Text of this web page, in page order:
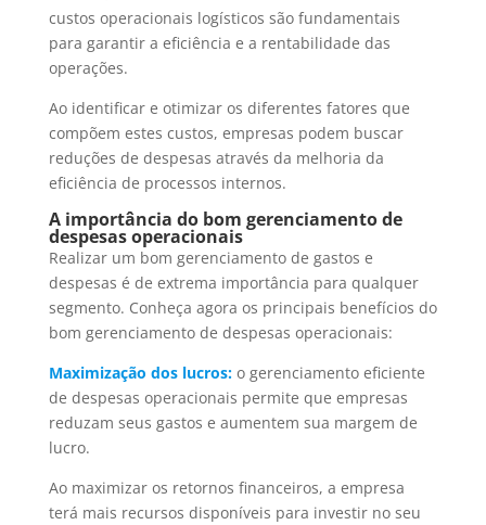
custos operacionais logísticos são fundamentais
para garantir a eficiência e a rentabilidade das
operações.
Ao identificar e otimizar os diferentes fatores que
compõem estes custos, empresas podem buscar
reduções de despesas através da melhoria da
eficiência de processos internos.
A importância do bom gerenciamento de
despesas operacionais
Realizar um bom gerenciamento de gastos e
despesas é de extrema importância para qualquer
segmento. Conheça agora os principais benefícios do
bom gerenciamento de despesas operacionais:
Maximização dos lucros: o gerenciamento eficiente
de despesas operacionais permite que empresas
reduzam seus gastos e aumentem sua margem de
lucro.
Ao maximizar os retornos financeiros, a empresa
terá mais recursos disponíveis para investir no seu